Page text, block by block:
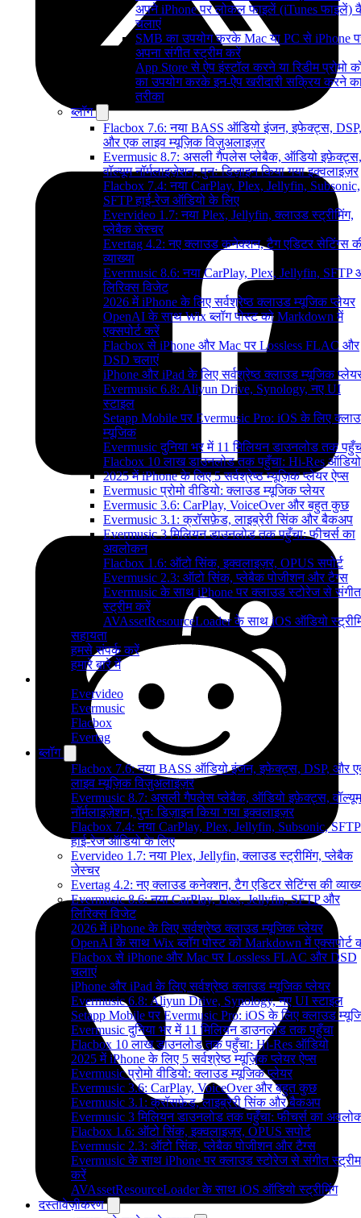
अपने iPhone पर लोकल फाइलें (iTunes फाइलें)
चलाएं
SMB का उपयोग करके Mac या PC से iPhone
अपना संगीत स्ट्रीम करें
App Store से ऐप इंस्टॉल करने या रिडीम प्रोमो
का उपयोग करके इन-ऐप खरीदारी सक्रिय करने
तरीका
ब्लॉग
Flacbox 7.6: नया BASS ऑडियो इंजन, इफेक्ट्स, DSP,
और एक लाइव म्यूज़िक विज़ुअलाइज़र
Evermusic 8.7: असली गैपलेस प्लेबैक, ऑडियो इफ़ेक्ट्स,
वॉल्यूम नॉर्मलाइज़ेशन, पुनः डिज़ाइन किया गया इक्वलाइज़र
Flacbox 7.4: नया CarPlay, Plex, Jellyfin, Subsonic,
SFTP हाई-रेज ऑडियो के लिए
Evervideo 1.7: नया Plex, Jellyfin, क्लाउड स्ट्रीमिंग,
प्लेबैक जेस्चर
Evertag 4.2: नए क्लाउड कनेक्शन, टैग एडिटर सेटिंग्स
व्याख्या
Evermusic 8.6: नया CarPlay, Plex, Jellyfin, SFTP
लिरिक्स विजेट
2026 में iPhone के लिए सर्वश्रेष्ठ क्लाउड म्यूजिक प्लेयर
OpenAI के साथ Wix ब्लॉग पोस्ट को Markdown में
एक्सपोर्ट करें
Flacbox से iPhone और Mac पर Lossless FLAC और
DSD चलाएं
iPhone और iPad के लिए सर्वश्रेष्ठ क्लाउड म्यूजिक
Evermusic 6.8: Aliyun Drive, Synology, नए UI
स्टाइल
Setapp Mobile पर Evermusic Pro: iOS के लिए
म्यूजिक
Evermusic दुनिया भर में 11 मिलियन डाउनलोड तक
Flacbox 10 लाख डाउनलोड तक पहुँचा: Hi-Res ऑडियो
2025 में iPhone के लिए 5 सर्वश्रेष्ठ म्यूज़िक प्लेयर ऐप्स
Evermusic प्रोमो वीडियो: क्लाउड म्यूजिक प्लेयर
Evermusic 3.6: CarPlay, VoiceOver और बहुत कुछ
Evermusic 3.1: क्रॉसफ़ेड, लाइब्रेरी सिंक और बैकअप
Evermusic 3 मिलियन डाउनलोड तक पहुँचा: फीचर्स का
अवलोकन
Flacbox 1.6: ऑटो सिंक, इक्वलाइज़र, OPUS सपोर्ट
Evermusic 2.3: ऑटो सिंक, प्लेबैक पोजीशन और टैग्स
Evermusic के साथ iPhone पर क्लाउड स्टोरेज से संगीत
स्ट्रीम करें
AVAssetResourceLoader के साथ iOS ऑडियो
सहायता
हमसे संपर्क करें
हमारे बारे में
Evervideo
Evermusic
Flacbox
Evertag
ब्लॉग
Flacbox 7.6: नया BASS ऑडियो इंजन, इफेक्ट्स, DSP, और
लाइव म्यूज़िक विज़ुअलाइज़र
Evermusic 8.7: असली गैपलेस प्लेबैक, ऑडियो इफ़ेक्ट्स, वॉल्यूम
नॉर्मलाइज़ेशन, पुनः डिज़ाइन किया गया इक्वलाइज़र
Flacbox 7.4: नया CarPlay, Plex, Jellyfin, Subsonic, SFTP
हाई-रेज ऑडियो के लिए
Evervideo 1.7: नया Plex, Jellyfin, क्लाउड स्ट्रीमिंग, प्लेबैक
जेस्चर
Evertag 4.2: नए क्लाउड कनेक्शन, टैग एडिटर सेटिंग्स की
Evermusic 8.6: नया CarPlay, Plex, Jellyfin, SFTP और
लिरिक्स विजेट
2026 में iPhone के लिए सर्वश्रेष्ठ क्लाउड म्यूजिक प्लेयर
OpenAI के साथ Wix ब्लॉग पोस्ट को Markdown में एक्सपोर्ट
Flacbox से iPhone और Mac पर Lossless FLAC और DSD
चलाएं
iPhone और iPad के लिए सर्वश्रेष्ठ क्लाउड म्यूजिक प्लेयर
Evermusic 6.8: Aliyun Drive, Synology, नए UI स्टाइल
Setapp Mobile पर Evermusic Pro: iOS के लिए क्लाउड
Evermusic दुनिया भर में 11 मिलियन डाउनलोड तक पहुँचा
Flacbox 10 लाख डाउनलोड तक पहुँचा: Hi-Res ऑडियो
2025 में iPhone के लिए 5 सर्वश्रेष्ठ म्यूज़िक प्लेयर ऐप्स
Evermusic प्रोमो वीडियो: क्लाउड म्यूजिक प्लेयर
Evermusic 3.6: CarPlay, VoiceOver और बहुत कुछ
Evermusic 3.1: क्रॉसफ़ेड, लाइब्रेरी सिंक और बैकअप
Evermusic 3 मिलियन डाउनलोड तक पहुँचा: फीचर्स का
Flacbox 1.6: ऑटो सिंक, इक्वलाइज़र, OPUS सपोर्ट
Evermusic 2.3: ऑटो सिंक, प्लेबैक पोजीशन और टैग्स
Evermusic के साथ iPhone पर क्लाउड स्टोरेज से संगीत स्ट्रीम
करें
AVAssetResourceLoader के साथ iOS ऑडियो स्ट्रीमिंग
दस्तावेज़ीकरण